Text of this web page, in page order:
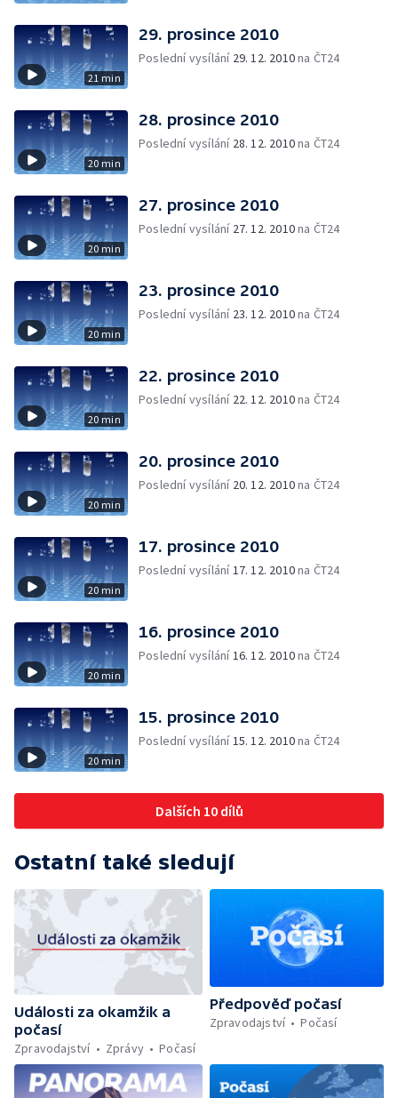
21 min
29. prosince 2010
Poslední vysílání 29. 12. 2010na ČT24
20 min
28. prosince 2010
Poslední vysílání 28. 12. 2010na ČT24
20 min
27. prosince 2010
Poslední vysílání 27. 12. 2010na ČT24
20 min
23. prosince 2010
Poslední vysílání 23. 12. 2010na ČT24
20 min
22. prosince 2010
Poslední vysílání 22. 12. 2010na ČT24
20 min
20. prosince 2010
Poslední vysílání 20. 12. 2010na ČT24
20 min
17. prosince 2010
Poslední vysílání17. 12. 2010na ČT24
20 min
16. prosince 2010
Poslední vysílání16. 12. 2010na ČT24
20 min
15. prosince 2010
Poslední vysílání15. 12. 2010na ČT24
Dalších 10 dílů
Ostatní také sledují
Události za okamžik a
počasí
Zpravodajství
Zprávy Počasí
Předpověď počasí
Zpravodajství
Počasí